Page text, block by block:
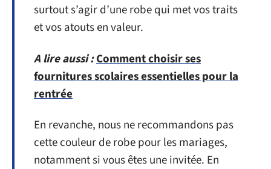
surtout s’agir d’une robe qui met vos traits
et vos atouts en valeur.
A lire aussi :Comment choisir ses
fournitures scolaires essentielles pour la
rentrée
En revanche, nous ne recommandons pas
cette couleur de robe pour les mariages,
notamment si vous êtes une invitée. En